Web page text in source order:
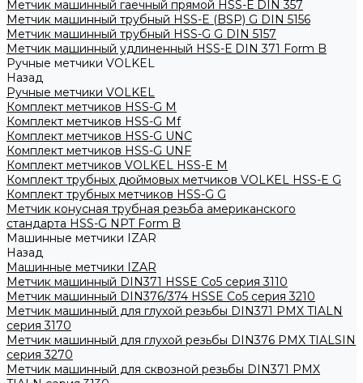
Метчик машинный гаечный прямой HSS-Е DIN 357
Метчик машинный трубный HSS-E (BSP) G DIN 5156
Метчик машинный трубный HSS-G G DIN 5157
Метчик машинный удлиненный HSS-Е DIN 371 Form B
Ручные метчики VOLKEL
Назад
Ручные метчики VOLKEL
Комплект метчиков HSS-G M
Комплект метчиков HSS-G Mf
Комплект метчиков HSS-G UNC
Комплект метчиков HSS-G UNF
Комплект метчиков VOLKEL HSS-E M
Комплект трубных дюймовых метчиков VOLKEL HSS-E G
Комплект трубных метчиков HSS-G G
Метчик конусная трубная резьба американского
стандарта HSS-G NPT Form B
Машинные метчики IZAR
Назад
Машинные метчики IZAR
Метчик машинный DIN371 HSSE Co5 серия 3110
Метчик машинный DIN376/374 HSSE Co5 серия 3210
Метчик машинный для глухой резьбы DIN371 PMX TIALN
серия 3170
Метчик машинный для глухой резьбы DIN376 PMX TIALSIN
серия 3270
Метчик машинный для сквозной резьбы DIN371 PMX